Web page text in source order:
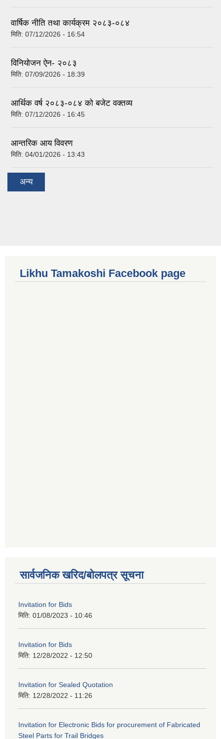
वार्षिक नीति तथा कार्यक्रम २०८३-०८४
मिति: 07/12/2026 - 16:54
विनियोजन ऐन- २०८३
मिति: 07/09/2026 - 18:39
आर्थिक वर्ष २०८३-०८४ को बजेट वक्तव्य
मिति: 07/12/2026 - 16:45
आन्तरिक आय विवरण
मिति: 04/01/2026 - 13:43
अन्य
Likhu Tamakoshi Facebook page
सार्वजनिक खरिद/बोलपत्र सूचना
Invitation for Bids
मिति: 01/08/2023 - 10:46
Invitation for Bids
मिति: 12/28/2022 - 12:50
Invitation for Sealed Quotation
मिति: 12/28/2022 - 11:26
Invitation for Electronic Bids for procurement of Fabricated
Steel Parts for Trail Bridges